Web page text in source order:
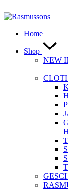
Inhalt
Home
Shop
NEW